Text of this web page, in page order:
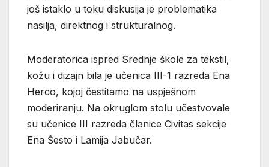
još istaklo u toku diskusija je problematika
nasilja, direktnog i strukturalnog.
Moderatorica ispred Srednje škole za tekstil,
kožu i dizajn bila je učenica III-1 razreda Ena
Herco, kojoj čestitamo na uspješnom
moderiranju. Na okruglom stolu učestvovale
su učenice III razreda članice Civitas sekcije
Ena Šesto i Lamija Jabučar.